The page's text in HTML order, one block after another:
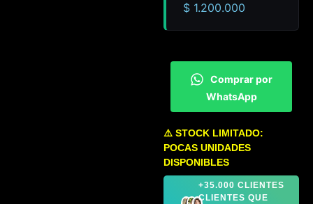
$ 1.200.000
Comprar por
WhatsApp
⚠️ STOCK LIMITADO:
POCAS UNIDADES
DISPONIBLES
+35.000 CLIENTES
CLIENTES QUE